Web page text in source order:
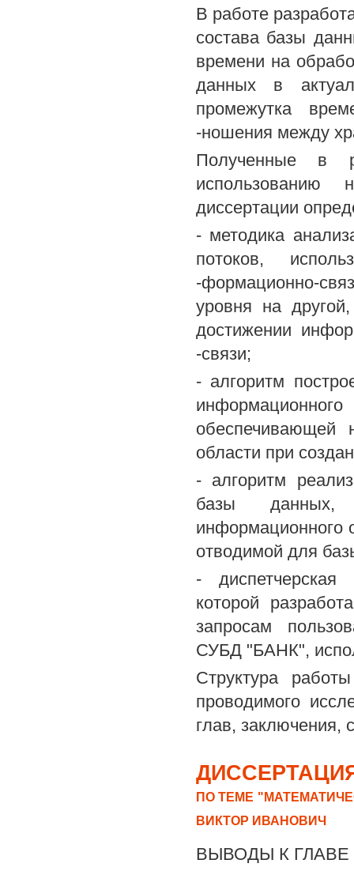
В работе
состава базы
времени на
данных в
промежутка
-ношения между
Полученные в
использованию
диссертации
- методика
потоков,
-формационно-
уровня на
достижении
-связи;
- алгоритм
обеспечивающей
области при
- алгоритм
базы данных,
информационного
отводимой для
- диспетчерская
которой
запросам
СУБД "БАНК",
Структура
проводимого
глав, заключения,
ПО ТЕМЕ
ВИКТОР ИВАНОВИЧ
ВЫВОДЫ К ГЛАВЕ